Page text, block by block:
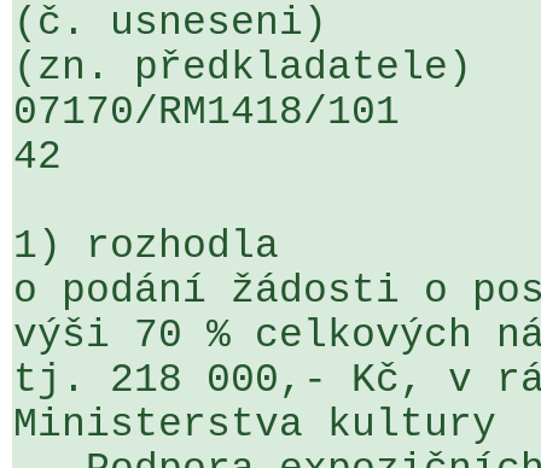
(č. usneseni)
(zn. předkladatele)
07170/RM1418/
42
1) rozhodla
o podání žádosti o
výši 70 % celkových
tj. 218 000,- Kč, v
Ministerstva kultury